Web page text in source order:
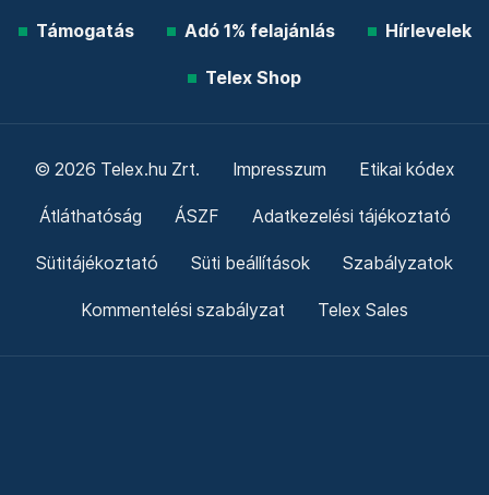
Támogatás Adó 1% felajánlás Hírlevelek
Telex Shop
© 2026 Telex.hu Zrt. Impresszum Etikai kódex
Átláthatóság ÁSZF Adatkezelési tájékoztató
Sütitájékoztató Süti beállítások Szabályzatok
Kommentelési szabályzat Telex Sales